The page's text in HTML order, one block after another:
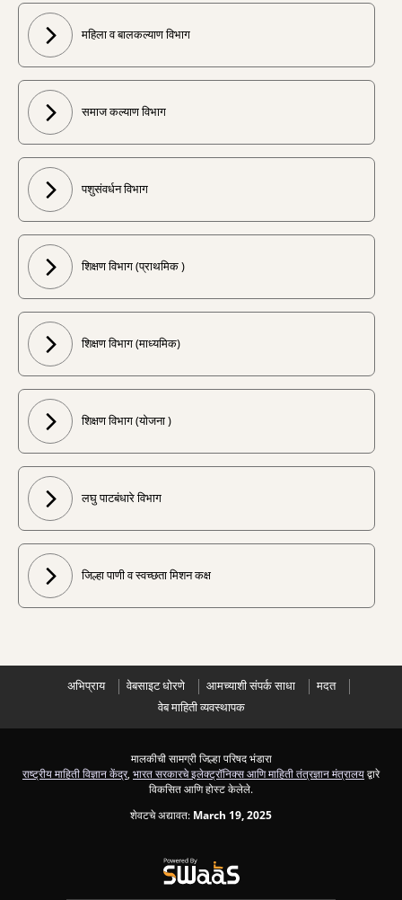
महिला व बालकल्याण विभाग
समाज कल्याण विभाग
पशुसंवर्धन विभाग
शिक्षण विभाग (प्राथमिक )
शिक्षण विभाग (माध्यमिक)
शिक्षण विभाग (योजना )
लघु पाटबंधारे विभाग
जिल्हा पाणी व स्वच्छता मिशन कक्ष
अभिप्राय वेबसाइट धोरणे आमच्याशी संपर्क साधा
मदत
वेब माहिती व्यवस्थापक
मालकीची सामग्री जिल्हा परिषद भंडारा
राष्ट्रीय माहिती विज्ञान केंद्र, भारत सरकारचे इलेक्ट्रॉनिक्स आणि माहिती तंत्रज्ञान मंत्रालयद्वारे
विकसित आणि होस्ट केलेले.
शेवटचे अद्यावत: March 19, 2025